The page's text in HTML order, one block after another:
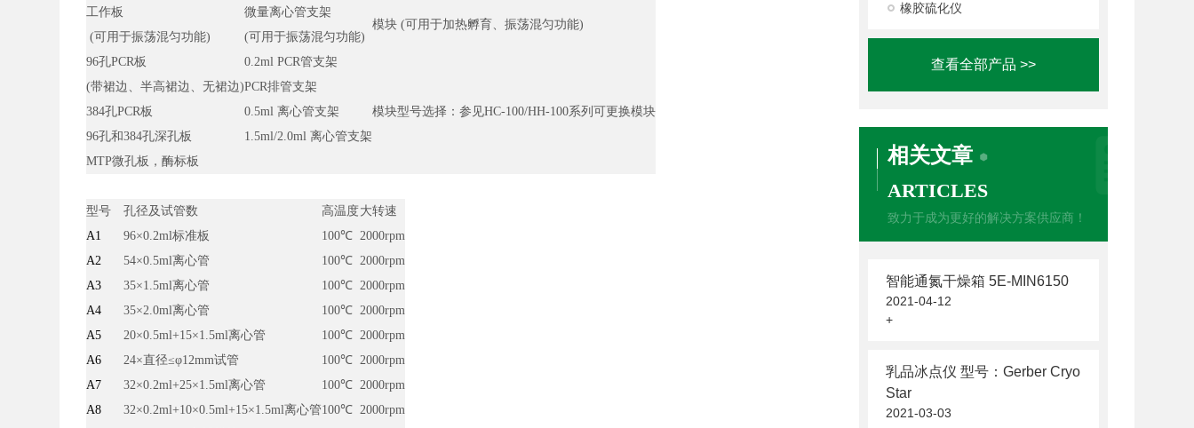
橡胶硫化仪
查看全部产品 >>
相关文章
ARTICLES
致力于成为更好的解决方案供应商！
智能通氮干燥箱 5E-MIN6150
2021-04-12
+
乳品冰点仪 型号：Gerber Cryo
Star
2021-03-03
工作板
(可用于振荡混匀功能)
微量离心管支架
(可用于振荡混匀功能)
模块 (可用于加热孵育、振荡混匀功能)
96孔PCR板
(带裙边、半高裙边、无裙边)
0.2ml PCR管支架
PCR排管支架
模块型号选择：参见HC-100/HH-100系列可更换模块
384孔PCR板
0.5ml 离心管支架
96孔和384孔深孔板
1.5ml/2.0ml 离心管支架
MTP微孔板，酶标板
型号 孔径及试管数 高温度大转速
A1
96×0.2ml标准板 100℃ 2000rpm
A2
54×0.5ml离心管 100℃ 2000rpm
A3
35×1.5ml离心管 100℃ 2000rpm
A4
35×2.0ml离心管 100℃ 2000rpm
A5
20×0.5ml+15×1.5ml离心管 100℃ 2000rpm
A6
24×直径≤φ12mm试管 100℃ 2000rpm
A7
32×0.2ml+25×1.5ml离心管 100℃ 2000rpm
A8
32×0.2ml+10×0.5ml+15×1.5ml离心管100℃ 2000rpm